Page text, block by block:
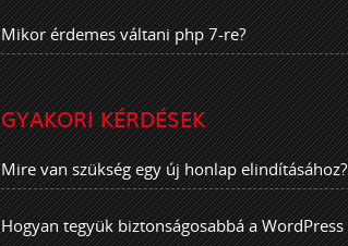
Mikor érdemes váltani php 7-re?
GYAKORI KÉRDÉSEK
Mire van szükség egy új honlap elindításához?
Hogyan tegyük biztonságosabbá a WordPress